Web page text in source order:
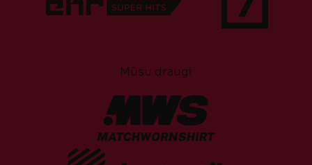
Mūsu draugi